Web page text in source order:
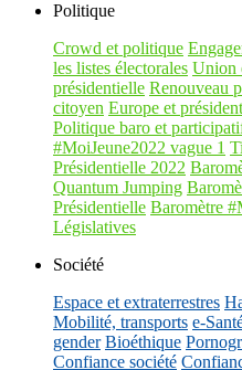
Politique
Crowd et politique
les listes électorales Union
présidentielle Renouveau
citoyen Europe et
Politique baro et
#MoiJeune2022 vague 1
Présidentielle 2022
Quantum Jumping
Présidentielle Baromètre
Législatives
Société
Espace et extraterrestres
Mobilité, transports e-
gender Bioéthique
Confiance société